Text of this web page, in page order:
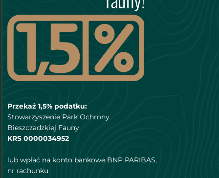
Przekaż 1,5% podatku:
Stowarzyszenie Park Ochrony
Bieszczadzkiej Fauny
KRS 0000034952
lub wpłać na konto bankowe BNP PARIBAS,
nr rachunku: